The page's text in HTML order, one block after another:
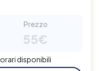
Prezzo
55€
disponibili